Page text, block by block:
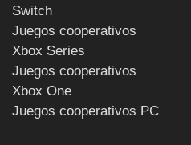
Switch
Juegos cooperativos
Xbox Series
Juegos cooperativos
Xbox One
Juegos cooperativos PC